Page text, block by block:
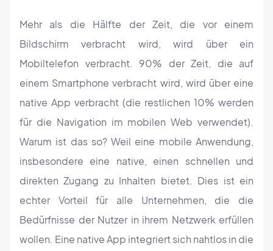
Mehr als die Hälfte der Zeit, die vor einem
Bildschirm verbracht wird, wird über ein
Mobiltelefon verbracht. 90% der Zeit, die auf
einem Smartphone verbracht wird, wird über eine
native App verbracht (die restlichen 10% werden
für die Navigation im mobilen Web verwendet).
Warum ist das so? Weil eine mobile Anwendung,
insbesondere eine native, einen schnellen und
direkten Zugang zu Inhalten bietet. Dies ist ein
echter Vorteil für alle Unternehmen, die die
Bedürfnisse der Nutzer in ihrem Netzwerk erfüllen
wollen. Eine native App integriert sich nahtlos in die